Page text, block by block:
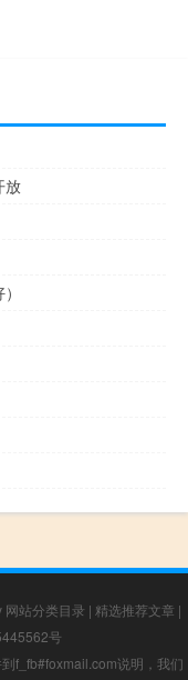
放
网站分类目录 | 精选推荐文章 |
号
f_fb#foxmail.com说明，我们